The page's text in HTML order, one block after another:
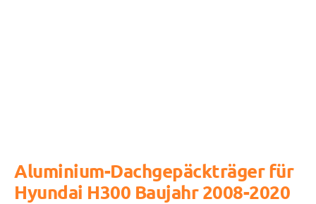
Aluminium-Dachgepäckträger für
Hyundai H300 Baujahr 2008-2020